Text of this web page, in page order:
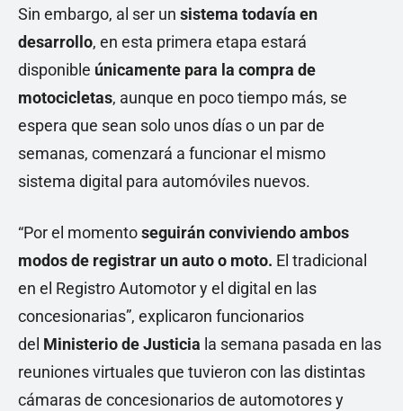
Sin embargo, al ser un sistema todavía en
desarrollo, en esta primera etapa estará
disponible únicamente para la compra de
motocicletas, aunque en poco tiempo más, se
espera que sean solo unos días o un par de
semanas, comenzará a funcionar el mismo
sistema digital para automóviles nuevos.
“Por el momentoseguirán conviviendo ambos
modos de registrar un auto o moto. El tradicional
en el Registro Automotor y el digital en las
concesionarias”, explicaron funcionarios
del Ministerio de Justicia la semana pasada en las
reuniones virtuales que tuvieron con las distintas
cámaras de concesionarios de automotores y